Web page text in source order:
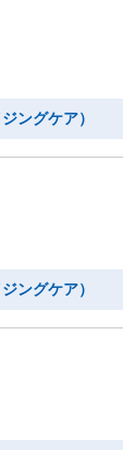
ングケア）
ングケア）